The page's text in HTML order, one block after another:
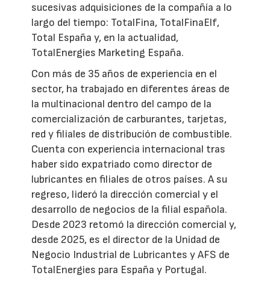
sucesivas adquisiciones de la compañía a lo
largo del tiempo: TotalFina, TotalFinaElf,
Total España y, en la actualidad,
TotalEnergies Marketing España.
Con más de 35 años de experiencia en el
sector, ha trabajado en diferentes áreas de
la multinacional dentro del campo de la
comercialización de carburantes, tarjetas,
red y filiales de distribución de combustible.
Cuenta con experiencia internacional tras
haber sido expatriado como director de
lubricantes en filiales de otros países. A su
regreso, lideró la dirección comercial y el
desarrollo de negocios de la filial española.
Desde 2023 retomó la dirección comercial y,
desde 2025, es el director de la Unidad de
Negocio Industrial de Lubricantes y AFS de
TotalEnergies para España y Portugal.